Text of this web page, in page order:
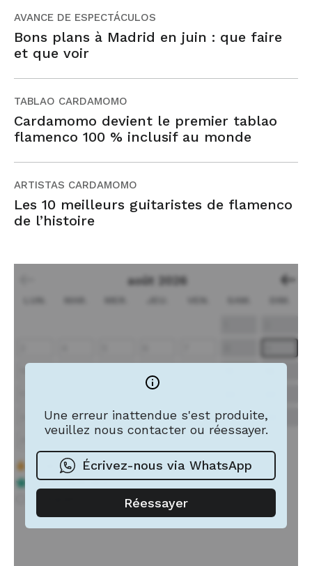
AVANCE DE ESPECTÁCULOS
Bons plans à Madrid en juin : que faire
et que voir
TABLAO CARDAMOMO
Cardamomo devient le premier tablao
flamenco 100 % inclusif au monde
ARTISTAS CARDAMOMO
Les 10 meilleurs guitaristes de flamenco
de l’histoire